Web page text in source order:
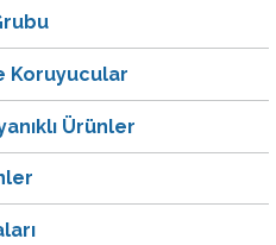
Koruyucular
Ürünler